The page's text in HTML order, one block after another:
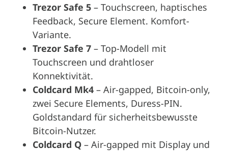
Trezor Safe 5 – Touchscreen, haptisches
Feedback, Secure Element. Komfort-
Variante.
Trezor Safe 7 – Top-Modell mit
Touchscreen und drahtloser
Konnektivität.
Coldcard Mk4 – Air-gapped, Bitcoin-only,
zwei Secure Elements, Duress-PIN.
Goldstandard für sicherheitsbewusste
Bitcoin-Nutzer.
Coldcard Q – Air-gapped mit Display und